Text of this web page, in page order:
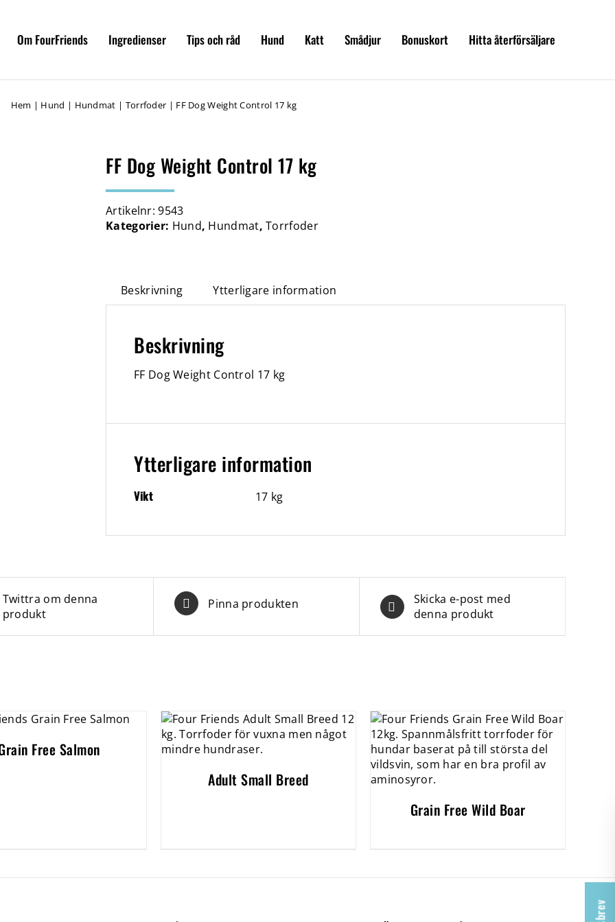
Om FourFriends Ingredienser Tips och råd Hund Katt Smådjur Bonuskort Hitta återförsäljare
Hem | Hund | Hundmat | Torrfoder | FF Dog Weight Control 17 kg
FF Dog Weight Control 17 kg
Artikelnr:9543
Kategorier: Hund, Hundmat,Torrfoder
Beskrivning Ytterligare information
Beskrivning
FF Dog Weight Control 17 kg
Ytterligare information
Vikt 17 kg
Twittra om denna
produkt
Pinna produkten
Skicka e-post med
denna produkt
Free Salmon
Adult Small Breed
Grain Free Wild Boar